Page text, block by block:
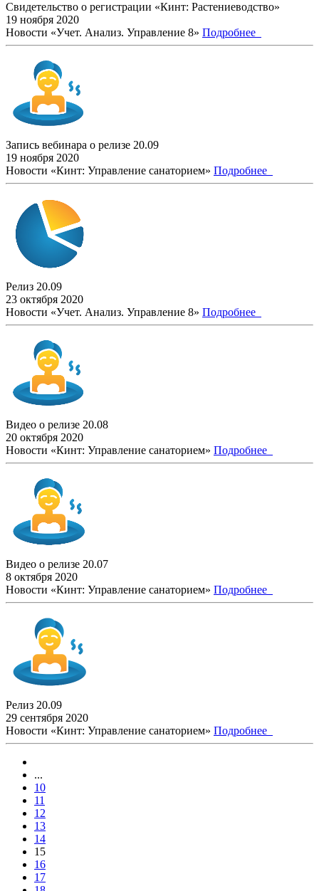
Свидетельство о регистрации «Кинт: Растениеводство»
19 ноября 2020
Новости «Учет. Анализ. Управление 8» Подробнее
Запись вебинара о релизе 20.09
19 ноября 2020
Новости «Кинт: Управление санаторием» Подробнее
Релиз 20.09
23 октября 2020
Новости «Учет. Анализ. Управление 8» Подробнее
Видео о релизе 20.08
20 октября 2020
Новости «Кинт: Управление санаторием» Подробнее
Видео о релизе 20.07
8 октября 2020
Новости «Кинт: Управление санаторием» Подробнее
Релиз 20.09
29 сентября 2020
Новости «Кинт: Управление санаторием» Подробнее
...
10
11
12
13
14
15
16
17